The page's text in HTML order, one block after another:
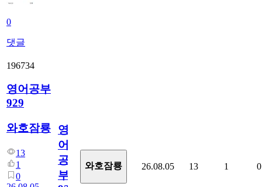
0
댓글
196734
영어공부
929
와호잠룡
13
1
0
영
어
공
부
와호잠룡 26.08.05 13 1 0